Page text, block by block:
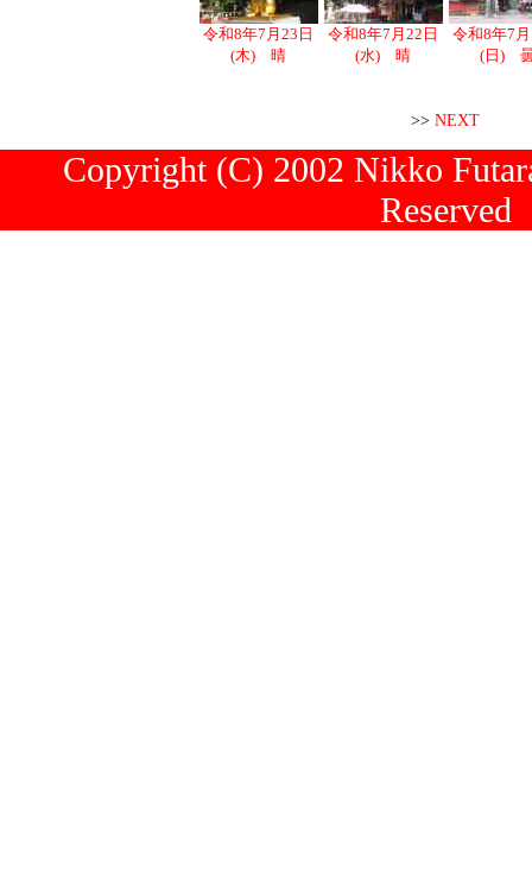
令和8年7月23日
(木) 晴
令和8年7月22日
(水) 晴
令和8年7
(日)
>> NEXT
Copyright (C) 2002 Nikko
Reserved